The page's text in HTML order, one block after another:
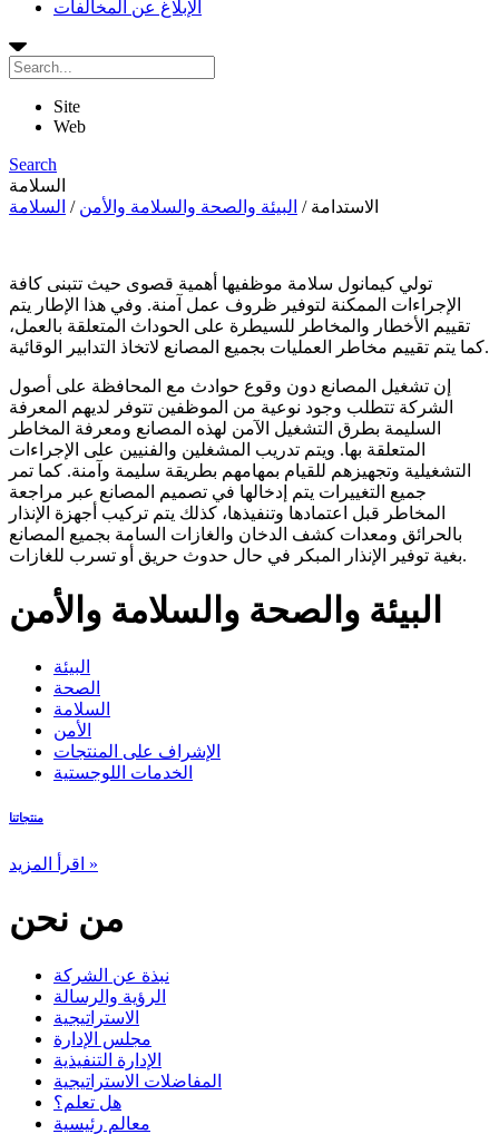
الإبلاغ عن المخالفات
Site
Web
Search
السلامة
الاستدامة / البيئة والصحة والسلامة والأمن / السلامة
تولي كيمانول سلامة موظفيها أهمية قصوى حيث تتبنى كافة
الإجراءات الممكنة لتوفير ظروف عمل آمنة. وفي هذا الإطار يتم
تقييم الأخطار والمخاطر للسيطرة على الحوداث المتعلقة بالعمل،
كما يتم تقييم مخاطر العمليات بجميع المصانع لاتخاذ التدابير الوقائية.
إن تشغيل المصانع دون وقوع حوادث مع المحافظة على أصول
الشركة تتطلب وجود نوعية من الموظفين تتوفر لديهم المعرفة
السليمة بطرق التشغيل الآمن لهذه المصانع ومعرفة المخاطر
المتعلقة بها. ويتم تدريب المشغلين والفنيين على الإجراءات
التشغيلية وتجهيزهم للقيام بمهامهم بطريقة سليمة وآمنة. كما تمر
جميع التغييرات يتم إدخالها في تصميم المصانع عبر مراجعة
المخاطر قبل اعتمادها وتنفيذها، كذلك يتم تركيب أجهزة الإنذار
بالحرائق ومعدات كشف الدخان والغازات السامة بجميع المصانع
بغية توفير الإنذار المبكر في حال حدوث حريق أو تسرب للغازات.
البيئة والصحة والسلامة والأمن
البيئة
الصحة
السلامة
الأمن
الإشراف على المنتجات
الخدمات اللوجستية
منتجاتنا
اقرأ المزيد »
من نحن
نبذة عن الشركة
الرؤية والرسالة
الاستراتيجية
مجلس الإدارة
الإدارة التنفيذية
المفاضلات الاستراتيجية
هل تعلم؟
معالم رئيسية